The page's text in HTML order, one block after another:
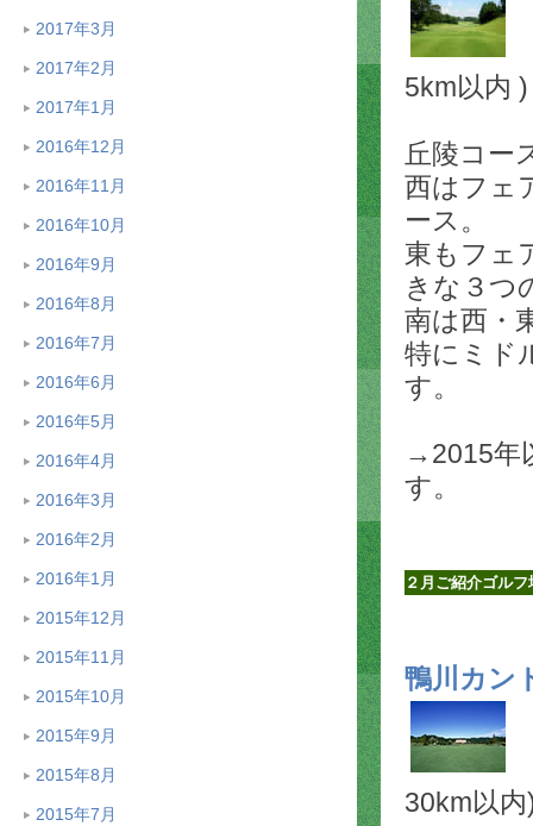
2017年3月
2017年2月
2017年1月
2016年12月
2016年11月
2016年10月
2016年9月
2016年8月
2016年7月
2016年6月
2016年5月
2016年4月
2016年3月
2016年2月
2016年1月
2015年12月
2015年11月
2015年10月
2015年9月
2015年8月
2015年7月
5km以内 )
丘陵コー
西はフェ
ース。
東もフェ
きな３つ
南は西・
特にミド
す。
→2015年
す。
２月ご紹介ゴルフ
鴨川カン
30km以内